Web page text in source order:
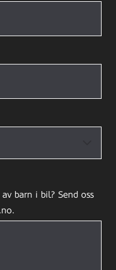
barn i bil? Send oss